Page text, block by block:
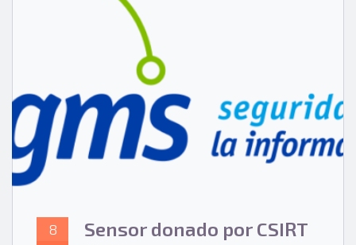
8
Sensor donado por CSIRT